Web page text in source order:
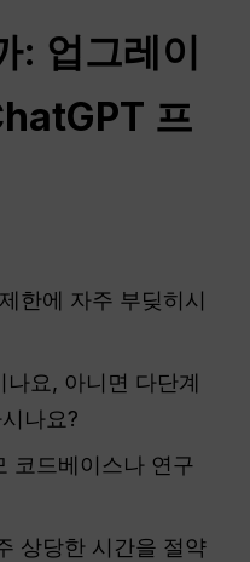
: 업그레이
프
한에 자주 부딪히시
요, 아니면 다단계
나요?
코드베이스나 연구
상당한 시간을 절약